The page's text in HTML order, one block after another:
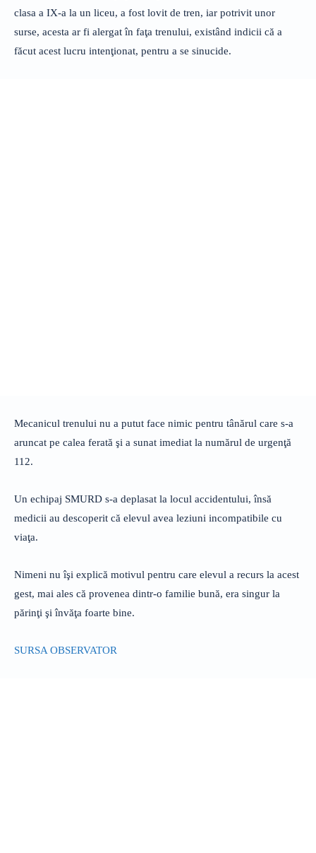
clasa a IX-a la un liceu, a fost lovit de tren, iar potrivit unor
surse, acesta ar fi alergat în faţa trenului, existând indicii că a
făcut acest lucru intenţionat, pentru a se sinucide.
Mecanicul trenului nu a putut face nimic pentru tânărul care s-a
aruncat pe calea ferată şi a sunat imediat la numărul de urgenţă
112.
Un echipaj SMURD s-a deplasat la locul accidentului, însă
medicii au descoperit că elevul avea leziuni incompatibile cu
viaţa.
Nimeni nu îşi explică motivul pentru care elevul a recurs la acest
gest, mai ales că provenea dintr-o familie bună, era singur la
părinţi şi învăţa foarte bine.
SURSA OBSERVATOR